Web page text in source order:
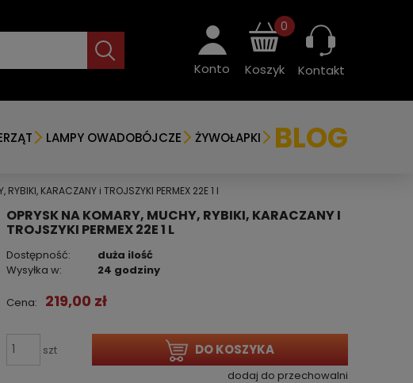
Konto Koszyk
0
Kontakt
LAMPY OWADOBÓJCZE ŻYWOŁAPKI BLOG
KARACZANY i TROJSZYKI PERMEX 22E 1 l
OPRYSK NA KOMARY, MUCHY, RYBIKI, KARACZANY I
TROJSZYKI PERMEX 22E 1 L
Dostępność:
duża ilość
Wysyłka w:
24 godziny
Cena: 219,00 zł
szt DO KOSZYKA
dodaj do przechowalni